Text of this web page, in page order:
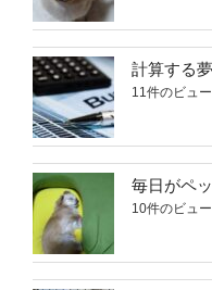
計算する
11件のビュー
毎日がペ
10件のビュー